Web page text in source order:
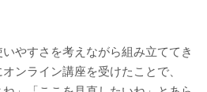
やすさを考えながら組み立ててき
ンライン講座を受けたことで、